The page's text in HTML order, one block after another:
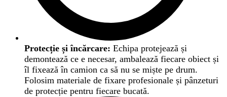
Protecție și încărcare: Echipa protejează și
demontează ce e necesar, ambalează fiecare obiect și
îl fixează în camion ca să nu se miște pe drum.
Folosim materiale de fixare profesionale și pânzeturi
de protecție pentru fiecare bucată.